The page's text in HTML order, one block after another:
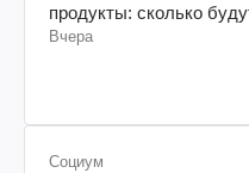
продукты: сколько
Вчера
Социум